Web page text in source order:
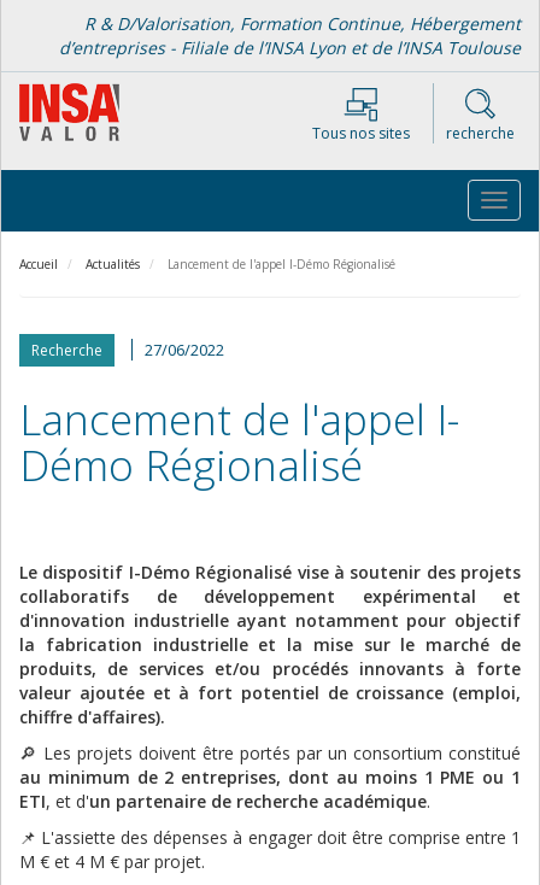
contenu
principal
R & D/Valorisation, Formation Continue, Hébergement
d’entreprises - Filiale de l’INSA Lyon et de l’INSA Toulouse
Tous nos sites recherche
Accueil Actualités Lancement de l'appel I-Démo Régionalisé
Recherche 27/06/2022
Lancement de l'appel I-
Démo Régionalisé
Le dispositif I-Démo Régionalisé vise à soutenir des projets
collaboratifs de développement expérimental et
d'innovation industrielle ayant notamment pour objectif
la fabrication industrielle et la mise sur le marché de
produits, de services et/ou procédés innovants à forte
valeur ajoutée et à fort potentiel de croissance (emploi,
chiffre d'affaires).
🔎 Les projets doivent être portés par un consortium constitué
au minimum de 2 entreprises, dont au moins 1 PME ou 1
ETI, et d'un partenaire de recherche académique.
📌 L'assiette des dépenses à engager doit être comprise entre 1
M € et 4 M € par projet.